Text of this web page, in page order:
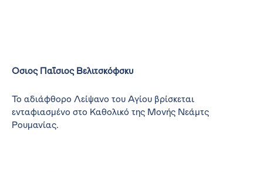
Όσιος Παΐσιος Βελιτσκόφσκυ
Το αδιάφθορο Λείψανο του Αγίου βρίσκεται
ενταφιασμένο στο Καθολικό της Μονής Νεάμτς
Ρουμανίας.